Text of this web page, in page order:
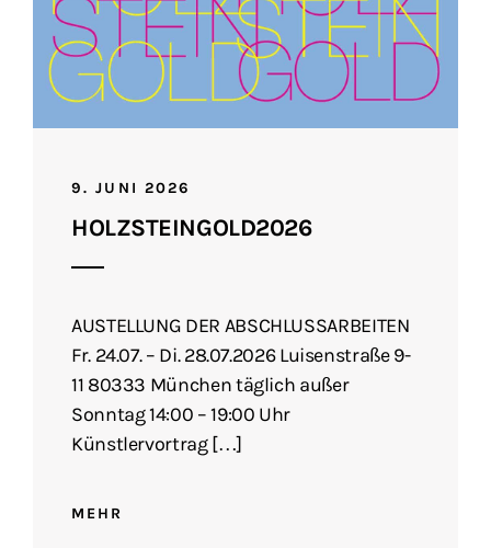
9. JUNI 2026
HOLZSTEINGOLD2026
AUSTELLUNG DER ABSCHLUSSARBEITEN
Fr. 24.07. – Di. 28.07.2026 Luisenstraße 9-
11 80333 München täglich außer
Sonntag 14:00 – 19:00 Uhr
Künstlervortrag […]
MEHR